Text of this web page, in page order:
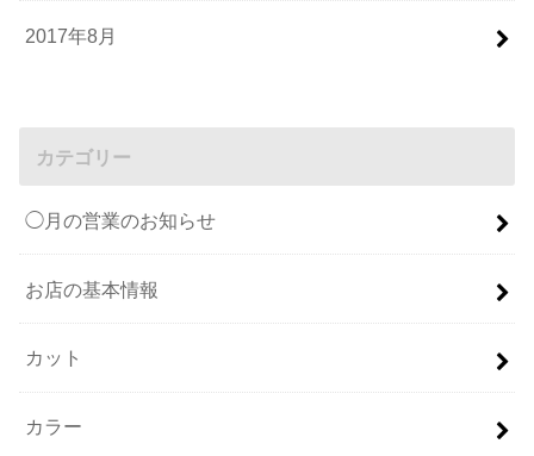
2017年8月
カテゴリー
◯月の営業のお知らせ
お店の基本情報
カット
カラー